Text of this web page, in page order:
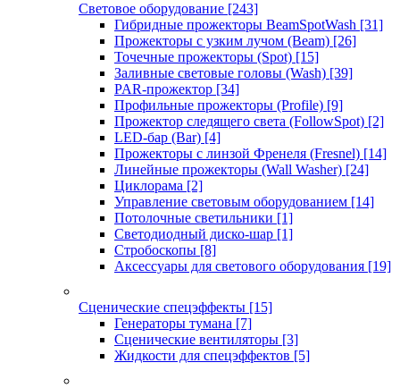
Световое оборудование [243]
Гибридные прожекторы BeamSpotWash [31]
Прожекторы с узким лучом (Beam) [26]
Точечные прожекторы (Spot) [15]
Заливные световые головы (Wash) [39]
PAR-прожектор [34]
Профильные прожекторы (Profile) [9]
Прожектор следящего света (FollowSpot) [2]
LED-бар (Bar) [4]
Прожекторы с линзой Френеля (Fresnel) [14]
Линейные прожекторы (Wall Washer) [24]
Циклорама [2]
Управление световым оборудованием [14]
Потолочные светильники [1]
Светодиодный диско-шар [1]
Стробоскопы [8]
Аксессуары для светового оборудования [19]
Сценические спецэффекты [15]
Генераторы тумана [7]
Сценические вентиляторы [3]
Жидкости для спецэффектов [5]